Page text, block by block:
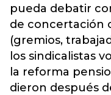
pueda debatir
de concertación
(gremios,
los sindicalistas
la reforma
dieron después